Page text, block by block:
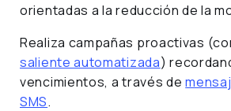
orientadas a la reducción de la
Realiza campañas proactivas
saliente automatizada)
vencimientos, a través de
SMS.